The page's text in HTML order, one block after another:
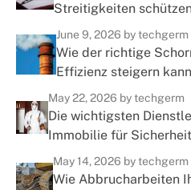
Streitigkeiten
June 9, 2026 by techgerm
Wie der richtige
Effizienz steigern kann
May 22, 2026 by techgerm
Die wichtigsten
Immobilie für
May 14, 2026 by techgerm
Wie Abbrucharbeiten